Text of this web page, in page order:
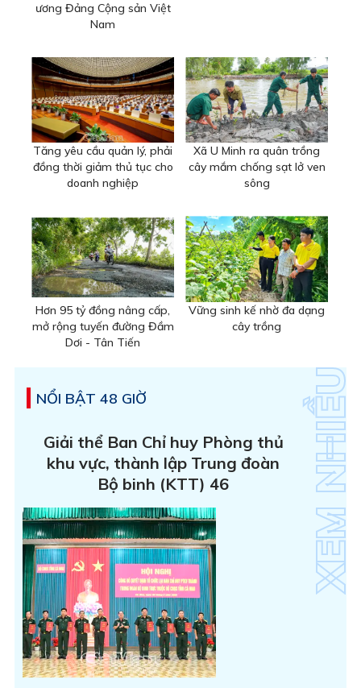
ương Đảng Cộng sản Việt
Nam
Tăng yêu cầu quản lý, phải
đồng thời giảm thủ tục cho
doanh nghiệp
Xã U Minh ra quân trồng
cây mắm chống sạt lở ven
sông
Hơn 95 tỷ đồng nâng cấp,
mở rộng tuyến đường Đầm
Dơi - Tân Tiến
Vững sinh kế nhờ đa dạng
cây trồng
NỔI BẬT 48 GIỜ
Giải thể Ban Chỉ huy Phòng thủ
khu vực, thành lập Trung đoàn
Bộ binh (KTT) 46